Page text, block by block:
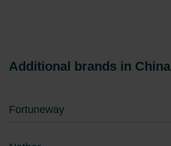
Additional brands in China
Fortuneway